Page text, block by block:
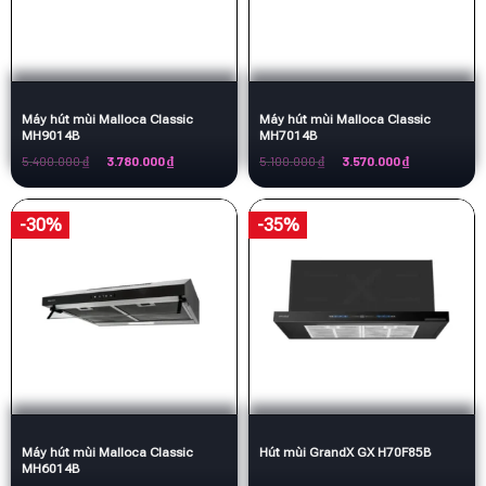
Máy hút mùi Malloca Classic
MH9014B
5.400.000₫
Giá
là:
5.400.000 ₫.
3.780.000₫Giá
hiện
tại
là:
3.780.000 ₫.
Máy hút mùi Malloca Classic
MH7014B
5.100.000₫
Giá
là:
5.100.000 ₫.
3.570.000₫Giá
hiện
tại
là:
3.570.000 ₫.
-30%
Máy hút mùi Malloca Classic
MH6014B
-35%
Hút mùi GrandX GX H70F85B